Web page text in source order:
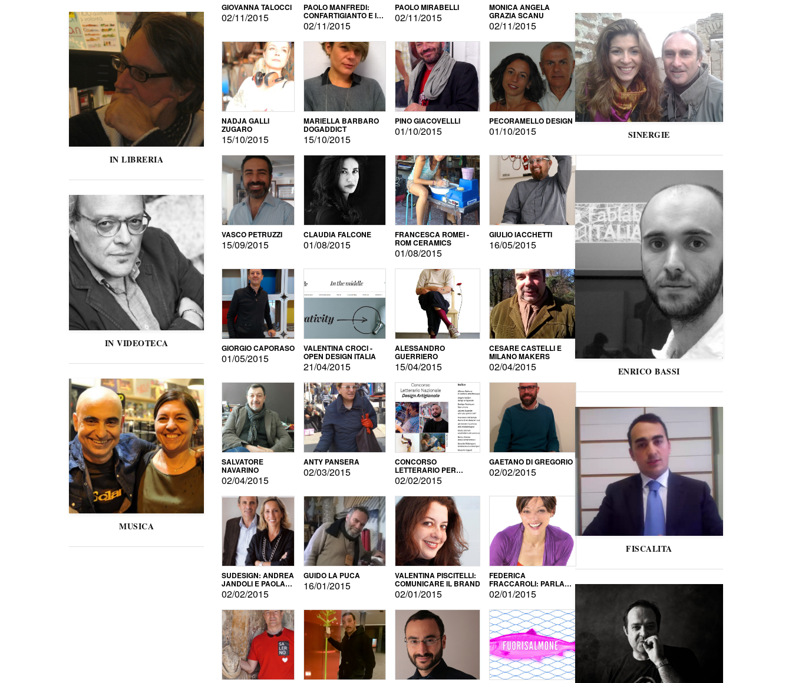
IN LIBRERIA
IN VIDEOTECA
MUSICA
GIOVANNA TALOCCI
02/11/2015
PAOLO MANFREDI:
CONFARTIGIANTO E IL
SONDAGGIO
02/11/2015
PAOLO MIRABELLI
02/11/2015
MONICA ANGELA
GRAZIA SCANU
02/11/2015
NADJA GALLI
ZUGARO
15/10/2015
MARIELLA BARBARO
DOGADDICT
15/10/2015
PINO GIACOVELLLI
01/10/2015
PECORAMELLO DESIGN
01/10/2015
VASCO PETRUZZI
15/09/2015
CLAUDIA FALCONE
01/08/2015
FRANCESCA ROMEI -
ROM CERAMICS
01/08/2015
GIULIO IACCHETTI
16/05/2015
GIORGIO CAPORASO
01/05/2015
VALENTINA CROCI -
OPEN DESIGN ITALIA
21/04/2015
ALESSANDRO
GUERRIERO
15/04/2015
CESARE CASTELLI E
MILANO MAKERS
02/04/2015
SALVATORE
NAVARINO
02/04/2015
ANTY PANSERA
02/03/2015
CONCORSO
LETTERARIO PER
DESIGNER
02/02/2015
GAETANO DI GREGORIO
02/02/2015
SUDESIGN: ANDREA
JANDOLI E PAOLA
PISAPIA
02/02/2015
GUIDO LA PUCA
16/01/2015
VALENTINA PISCITELLI:
COMUNICARE IL BRAND
02/01/2015
FEDERICA
FRACCAROLI: PARLARE
LINGUE DIVERSE
02/01/2015
SINERGIE
ENRICO BASSI
FISCALITA